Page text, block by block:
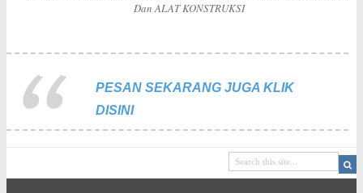
Dan ALAT KONSTRUKSI
PESAN SEKARANG JUGA KLIK
DISINI